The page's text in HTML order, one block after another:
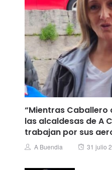
“Mientras Caballero
las alcaldesas de A
trabajan por sus
Author
A Buendia
Posted
31 julio